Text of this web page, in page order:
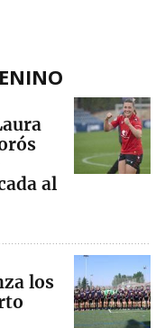
al
los